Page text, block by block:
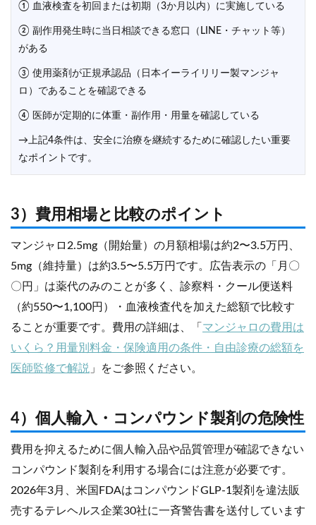
① 血液検査を初回または初期（3か月以内）に実施している
② 副作用発生時に当日相談できる窓口（LINE・チャット等）
がある
③ 使用薬剤が正規承認品（日本イーライリリー製マンジャ
ロ）であることを確認できる
④ 医師が定期的に体重・副作用・用量を確認している
→上記4条件は、安全に治療を継続するために確認したい重要
なポイントです。
3）費用相場と比較のポイント
マンジャロ2.5mg（開始量）の月額相場は約2〜3.5万円、
5mg（維持量）は約3.5〜5.5万円です。広告表示の「月〇
〇円」は薬代のみのことが多く、診察料・クール便送料
（約550〜1,100円）・血液検査代を加えた総額で比較す
ることが重要です。費用の詳細は、「 マンジャロの費用は
いくら？用量別料金・保険適用の条件・自由診療の総額を
医師監修で解説 」をご参照ください。
4）個人輸入・コンパウンド製剤の危険性
費用を抑えるために個人輸入品や品質管理が確認できない
コンパウンド製剤を利用する場合には注意が必要です。
2026年3月、米国FDAはコンパウンドGLP-1製剤を違法販
売するテレヘルス企業30社に一斉警告書を送付しています